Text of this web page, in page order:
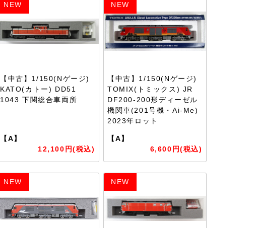
NEW
【中古】1/150(Nゲージ)
KATO(カトー) DD51
1043 下関総合車両所
【A】
12,100円(税込)
NEW
【中古】1/150(Nゲージ)
TOMIX(トミックス) JR
DF200-200形ディーゼル
機関車(201号機・Ai-Me)
2023年ロット
【A】
6,600円(税込)
NEW NEW